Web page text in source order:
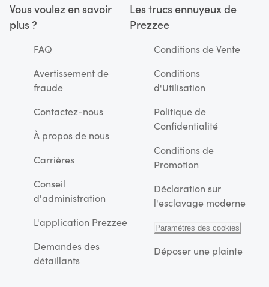
Vous voulez en savoir
plus ?
FAQ
Avertissement de
fraude
Contactez-nous
À propos de nous
Carrières
Conseil
d'administration
L'application Prezzee
Demandes des
détaillants
Les trucs ennuyeux de
Prezzee
Conditions de Vente
Conditions
d'Utilisation
Politique de
Confidentialité
Conditions de
Promotion
Déclaration sur
l'esclavage moderne
Paramètres des cookies
Déposer une plainte